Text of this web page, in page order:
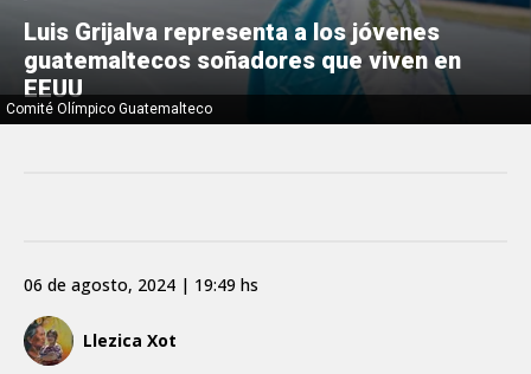
Comité Olímpico Guatemalteco
Luis Grijalva representa a los jóvenes
guatemaltecos soñadores que viven en
EEUU
Llezica Xot
06 de agosto, 2024 | 19:49 hs